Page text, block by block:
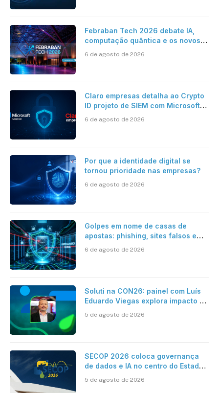
Febraban Tech 2026 debate IA,
computação quântica e os novos
6 de agosto de 2026
Claro empresas detalha ao Crypto
ID projeto de SIEM com Microsoft
automatizada
6 de agosto de 2026
Por que a identidade digital se
tornou prioridade nas empresas?
6 de agosto de 2026
Golpes em nome de casas de
apostas: phishing, sites falsos e
6 de agosto de 2026
Soluti na CON26: painel com Luís
Eduardo Viegas explora impacto de
Contabilidade
5 de agosto de 2026
SECOP 2026 coloca governança
de dados e IA no centro do Estado
5 de agosto de 2026